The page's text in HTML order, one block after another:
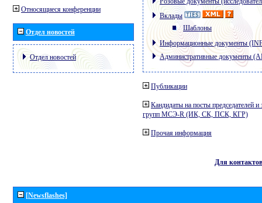
Относящиеся конференции
Отдел новостей
Отдел новостей
Вклады
Шаблоны
Информационные документы
Административные документы
Публикации
Кандидаты на посты председателей и
групп МСЭ-R (ИК, СК, ПСК, КГР)
Прочая информация
Для контактов
[Newsflashes]